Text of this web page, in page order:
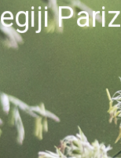
Pariz